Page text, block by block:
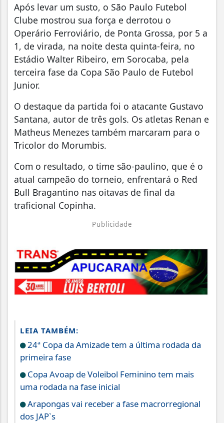
Após levar um susto, o São Paulo Futebol
Clube mostrou sua força e derrotou o
Operário Ferroviário, de Ponta Grossa, por 5 a
1, de virada, na noite desta quinta-feira, no
Estádio Walter Ribeiro, em Sorocaba, pela
terceira fase da Copa São Paulo de Futebol
Junior.
O destaque da partida foi o atacante Gustavo
Santana, autor de três gols. Os atletas Renan e
Matheus Menezes também marcaram para o
Tricolor do Morumbis.
Com o resultado, o time são-paulino, que é o
atual campeão do torneio, enfrentará o Red
Bull Bragantino nas oitavas de final da
traficional Copinha.
Publicidade
LEIA TAMBÉM:
24ª Copa da Amizade tem a última rodada da
primeira fase
Copa Avoap de Voleibol Feminino tem mais
uma rodada na fase inicial
Arapongas vai receber a fase macrorregional
dos JAP`s